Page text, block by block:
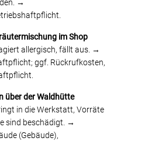
→
im Shop
allergisch, fällt aus. →
ggf. Rückrufkosten,
über der Waldhütte
in die Werkstatt, Vorräte
sind beschädigt. →
(Gebäude),